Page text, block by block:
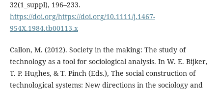
32(1_suppl), 196–233.
https://doi.org/https://doi.org/10.1111/j.1467-
954X.1984.tb00113.x
Callon, M. (2012). Society in the making: The study of
technology as a tool for sociological analysis. In W. E. Bijker,
T. P. Hughes, & T. Pinch (Eds.), The social construction of
technological systems: New directions in the sociology and